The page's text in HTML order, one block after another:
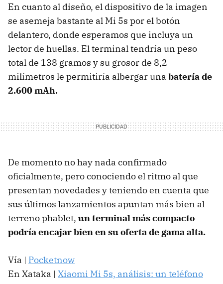
En cuanto al diseño, el dispositivo de la imagen
se asemeja bastante al Mi 5s por el botón
delantero, donde esperamos que incluya un
lector de huellas. El terminal tendría un peso
total de 138 gramos y su grosor de 8,2
milímetros le permitiría albergar una batería de
2.600 mAh.
De momento no hay nada confirmado
oficialmente, pero conociendo el ritmo al que
presentan novedades y teniendo en cuenta que
sus últimos lanzamientos apuntan más bien al
terreno phablet, un terminal más compacto
podría encajar bien en su oferta de gama alta.
Vía | Pocketnow
En Xataka | Xiaomi Mi 5s, análisis: un teléfono